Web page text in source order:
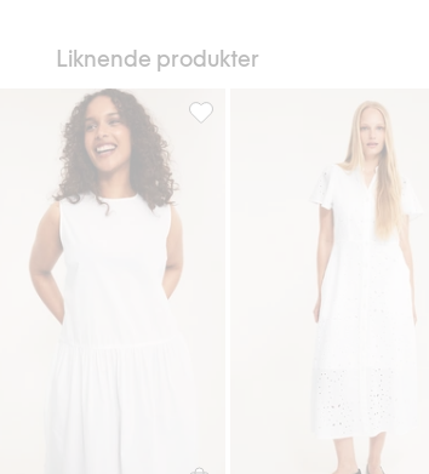
Liknende produkter
i bomullsblanding, Legg til i favoriter
Ermeløs bomullskjole, Legg